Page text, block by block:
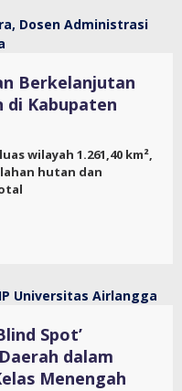
Berkelanjutan
di Kabupaten
wilayah 1.261,40 km²,
hutan dan
Spot’
dalam
Menengah